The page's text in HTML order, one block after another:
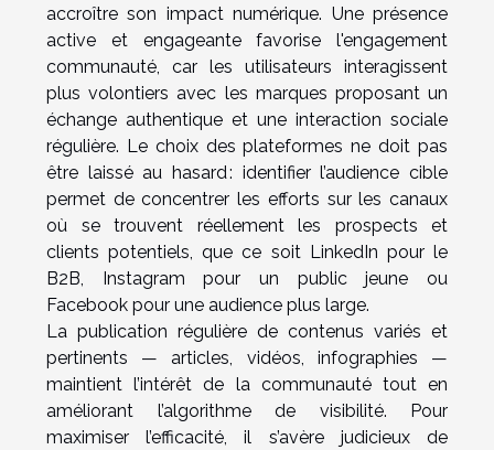
accroître son impact numérique. Une présence
active et engageante favorise l'engagement
communauté, car les utilisateurs interagissent
plus volontiers avec les marques proposant un
échange authentique et une interaction sociale
régulière. Le choix des plateformes ne doit pas
être laissé au hasard : identifier l’audience cible
permet de concentrer les efforts sur les canaux
où se trouvent réellement les prospects et
clients potentiels, que ce soit LinkedIn pour le
B2B, Instagram pour un public jeune ou
Facebook pour une audience plus large.
La publication régulière de contenus variés et
pertinents — articles, vidéos, infographies —
maintient l’intérêt de la communauté tout en
améliorant l’algorithme de visibilité. Pour
maximiser l’efficacité, il s’avère judicieux de